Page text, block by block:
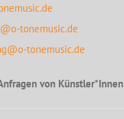
tonemusic.de
tonemusic.de
von